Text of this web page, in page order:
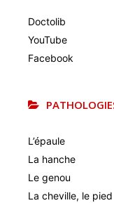
Doctolib
YouTube
Facebook
L’épaule
La hanche
Le genou
La cheville, le pied